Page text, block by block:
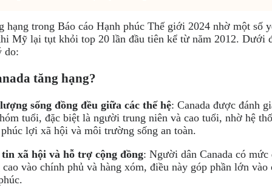
hạng trong Báo cáo Hạnh phúc Thế giới 2024 nhờ một số
Mỹ lại tụt khỏi top 20 lần đầu tiên kể từ năm 2012. Dưới
do:
tăng hạng?
sống đồng đều giữa các thế hệ: Canada được đánh
tuổi, đặc biệt là người trung niên và cao tuổi, nhờ hệ
lợi xã hội và môi trường sống an toàn.
xã hội và hỗ trợ cộng đồng: Người dân Canada có mức
vào chính phủ và hàng xóm, điều này góp phần lớn vào